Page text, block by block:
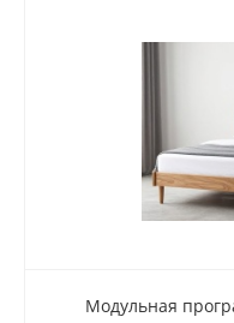
Модульная